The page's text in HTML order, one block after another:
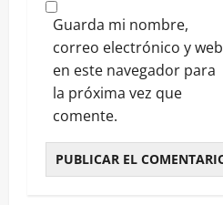
Guarda mi nombre,
correo electrónico y web
en este navegador para
la próxima vez que
comente.